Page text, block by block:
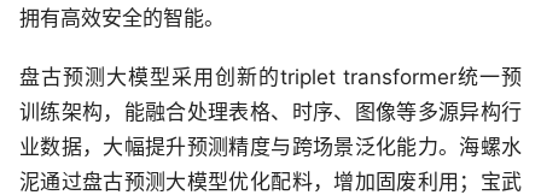
拥有高效安全的智能。
盘古预测大模型采用创新的triplet transformer统一预
训练架构，能融合处理表格、时序、图像等多源异构行
业数据，大幅提升预测精度与跨场景泛化能力。海螺水
泥通过盘古预测大模型优化配料，增加固废利用；宝武